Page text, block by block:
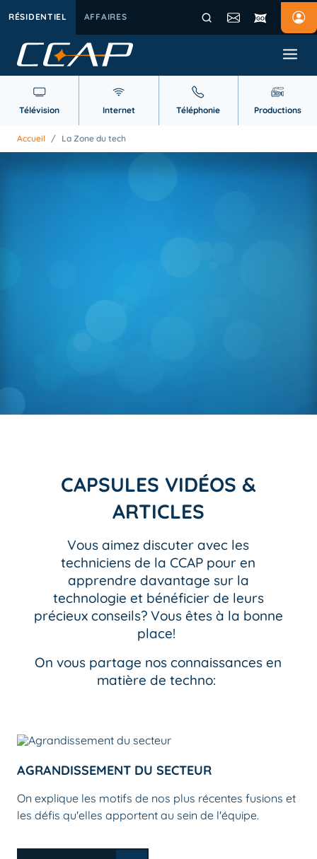
RÉSIDENTIEL AFFAIRES
Télévision Internet Téléphonie Productions
Accueil / La Zone du tech
CAPSULES VIDÉOS &
ARTICLES
Vous aimez discuter avec les
techniciens de la CCAP pour en
apprendre davantage sur la
technologie et bénéficier de leurs
précieux conseils? Vous êtes à la bonne
place!
On vous partage nos connaissances en
matière de techno:
AGRANDISSEMENT DU SECTEUR
On explique les motifs de nos plus récentes fusions et
les défis qu'elles apportent au sein de l'équipe.